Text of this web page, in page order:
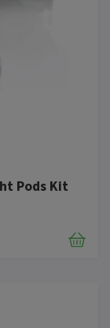
Pods Kit